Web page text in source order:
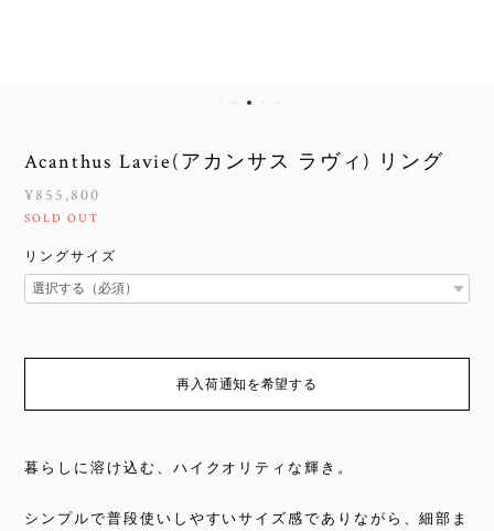
Acanthus Lavie(アカンサス ラヴィ) リング
¥855,800
SOLD OUT
リングサイズ
再入荷通知を希望する
暮らしに溶け込む、ハイクオリティな輝き。
シンプルで普段使いしやすいサイズ感でありながら、細部ま